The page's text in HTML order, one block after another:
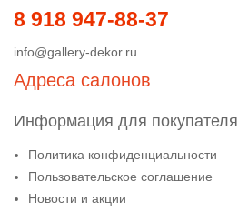
8 918 947-88-37
info@gallery-dekor.ru
Адреса салонов
Информация для покупателя
Политика конфиденциальности
Пользовательское соглашение
Новости и акции